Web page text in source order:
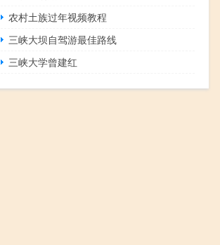
农村土族过年视频教程
三峡大坝自驾游最佳路线
三峡大学曾建红